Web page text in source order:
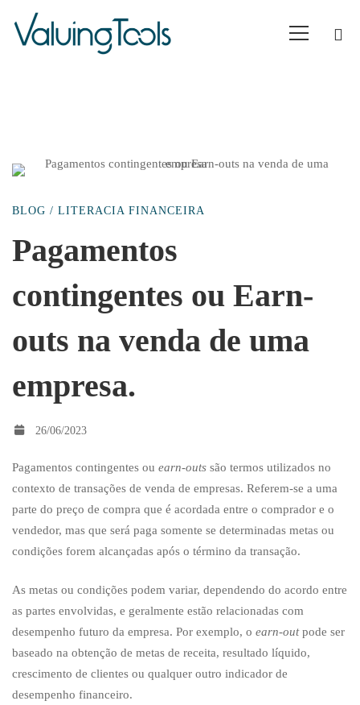
Pagamentos
contingentes
ou
Earn-
outs
na
venda
uma
empresa.
BLOG / LITERACIA FINANCEIRA
Pagamentos
contingentes ou Earn-
outs na venda de uma
empresa.
26/06/2023
Pagamentos contingentes ou earn-outs são termos utilizados no
contexto de transações de venda de empresas. Referem-se a uma
parte do preço de compra que é acordada entre o comprador e o
vendedor, mas que será paga somente se determinadas metas ou
condições forem alcançadas após o término da transação.
As metas ou condições podem variar, dependendo do acordo entre
as partes envolvidas, e geralmente estão relacionadas com
desempenho futuro da empresa. Por exemplo, o earn-outpode ser
baseado na obtenção de metas de receita, resultado líquido,
crescimento de clientes ou qualquer outro indicador de
desempenho financeiro.